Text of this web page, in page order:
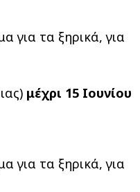
για τα ξηρικά, για
μέχρι 15 Ιουνίου
για τα ξηρικά, για